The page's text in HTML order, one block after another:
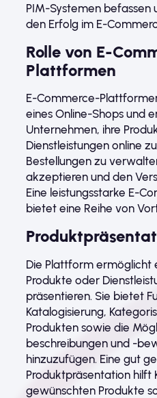
PIM-Systemen befassen
den Erfolg im E-
Rolle von E-
Plattformen
E-Commerce-
eines Online-Shops und
Unternehmen, ihre
Dienstleistungen online
Bestellungen zu
akzeptieren und den
Eine leistungsstarke E-
bietet eine Reihe von
Die Plattform ermöglicht
Produkte oder
präsentieren. Sie bietet
Katalogisierung,
Produkten sowie die
beschreibungen und -
hinzuzufügen. Eine gut
Produktpräsentation hilft
gewünschten Produkte